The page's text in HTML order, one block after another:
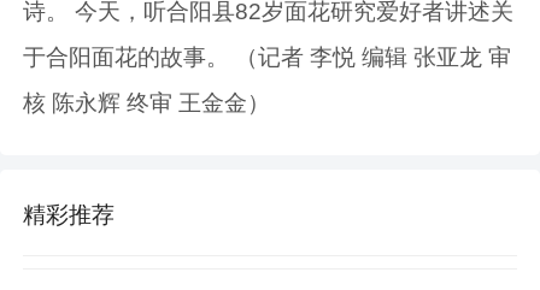
诗。 今天，听合阳县82岁面花研究爱好者讲述关
于合阳面花的故事。 （记者 李悦 编辑 张亚龙 审
核 陈永辉 终审 王金金）
精彩推荐